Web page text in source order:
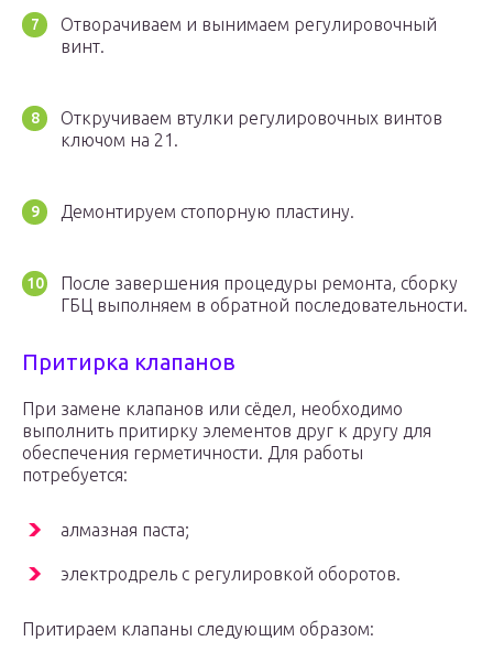
Отворачиваем и вынимаем регулировочный
винт.
Откручиваем втулки регулировочных винтов
ключом на 21.
Демонтируем стопорную пластину.
После завершения процедуры ремонта, сборку
ГБЦ выполняем в обратной последовательности.
Притирка клапанов
При замене клапанов или сёдел, необходимо
выполнить притирку элементов друг к другу для
обеспечения герметичности. Для работы
потребуется:
алмазная паста;
электродрель с регулировкой оборотов.
Притираем клапаны следующим образом: